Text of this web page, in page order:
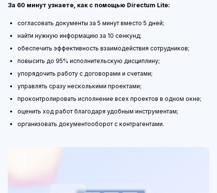
За 60 минут узнаете, как с помощью Directum Lite:
согласовать документы за 5 минут вместо 5 дней;
найти нужную информацию за 10 сенкунд;
обеспечить эффективность взаимодействия сотрудников;
повысить до 95% исполнительскую дисциплину;
упорядочить работу с договорами и счетами;
управлять сразу несколькими проектами;
проконтролировать исполнение всех проектов в одном окне;
оценить ход работ благодаря удобным инструментам;
организовать документооборот с контрагентами.